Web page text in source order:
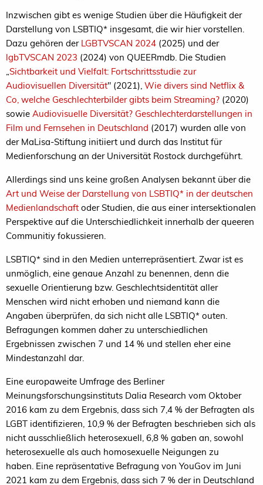
Inzwischen gibt es wenige Studien über die Häufigkeit der
Darstellung von LSBTIQ* insgesamt, die wir hier vorstellen.
Dazu gehören der LGBTVSCAN 2024 (2025) und der
lgbTVSCAN 2023 (2024) von QUEERmdb. Die Studien
„Sichtbarkeit und Vielfalt: Fortschrittsstudie zur
Audiovisuellen Diversität" (2021), Wie divers sind Netflix &
Co, welche Geschlechterbilder gibts beim Streaming? (2020)
sowie Audiovisuelle Diversität? Geschlechterdarstellungen in
Film und Fernsehen in Deutschland (2017) wurden alle von
der MaLisa-Stiftung initiiert und durch das Institut für
Medienforschung an der Universität Rostock durchgeführt.
Allerdings sind uns keine großen Analysen bekannt über die
Art und Weise der Darstellung von LSBTIQ* in der deutschen
Medienlandschaft oder Studien, die aus einer intersektionalen
Perspektive auf die Unterschiedlichkeit innerhalb der queeren
Communitiy fokussieren.
LSBTIQ* sind in den Medien unterrepräsentiert. Zwar ist es
unmöglich, eine genaue Anzahl zu benennen, denn die
sexuelle Orientierung bzw. Geschlechtsidentität aller
Menschen wird nicht erhoben und niemand kann die
Angaben überprüfen, da sich nicht alle LSBTIQ* outen.
Befragungen kommen daher zu unterschiedlichen
Ergebnissen zwischen 7 und 14 % und stellen eher eine
Mindestanzahl dar.
Eine europaweite Umfrage des Berliner
Meinungsforschungsinstituts Dalia Research vom Oktober
2016 kam zu dem Ergebnis, dass sich 7,4 % der Befragten als
LGBT identifizieren, 10,9 % der Befragten beschrieben sich als
nicht ausschließlich heterosexuell, 6,8 % gaben an, sowohl
heterosexuelle als auch homosexuelle Neigungen zu
haben. Eine repräsentative Befragung von YouGov im Juni
2021 kam zu dem Ergebnis, dass sich 7 % der in Deutschland